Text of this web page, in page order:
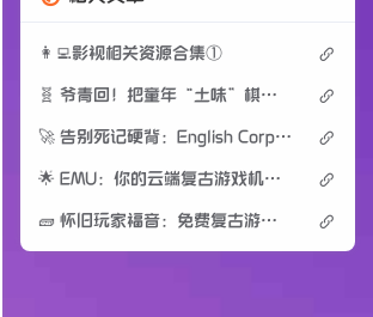
👩‍💻影视相关资源合集①
🧬 爷青回！把童年“土味”棋类搬进代码，这波复古很硬核
🚀 告别死记硬背：English Corpus 助你重塑英语真题阅读底座
🌟 EMU：你的云端复古游戏机，免费在线即玩！
🧱 怀旧玩家福音：免费复古游戏 ROM 宝库，重温经典时光